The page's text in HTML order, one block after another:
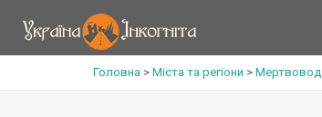
Головна > Міста та регіони > Мертвовод